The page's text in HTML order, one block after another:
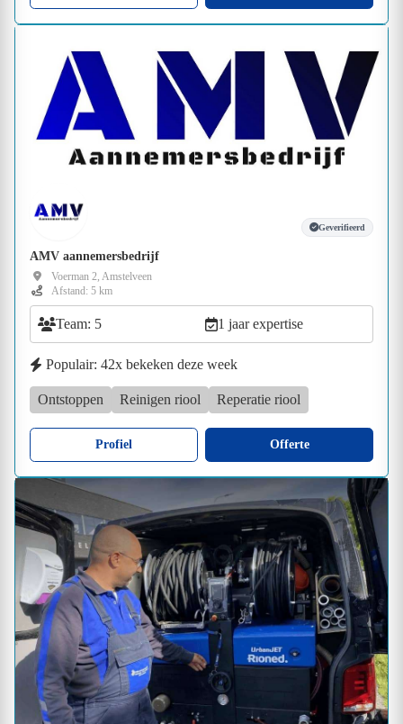
Geverifieerd
AMV aannemersbedrijf
Voerman 2, Amstelveen
Afstand: 5 km
Team: 5 1 jaar expertise
Populair: 42x bekeken deze week
Ontstoppen Reinigen riool Reperatie riool
Profiel Offerte